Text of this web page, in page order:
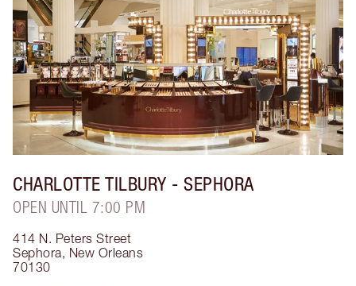
CHARLOTTE TILBURY - SEPHORA
OPEN UNTIL 7:00 PM
414 N. Peters Street
Sephora, New Orleans
70130